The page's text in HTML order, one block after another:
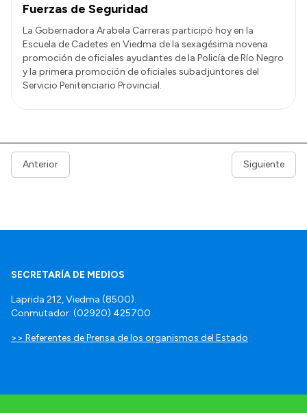
Fuerzas de Seguridad
La Gobernadora Arabela Carreras participó hoy en la
Escuela de Cadetes en Viedma de la sexagésima novena
promoción de oficiales ayudantes de la Policía de Río Negro
y la primera promoción de oficiales subadjuntores del
Servicio Penitenciario Provincial.
Anterior Siguiente
SECRETARÍA DE MEDIOS
Laprida 212, Viedma (8500).
Conmutador: (02920) 425700
>> Referentes de Prensa de los organismos del Estado